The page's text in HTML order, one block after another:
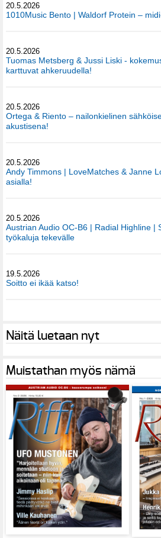
20.5.2026
1010Music Bento | Waldorf Protein –
20.5.2026
Tuomas Metsberg & Jussi Liski -
karttuvat ahkeruudella!
20.5.2026
Ortega & Riento – nailonkielinen
akustisena!
20.5.2026
Andy Timmons | LoveMatches & Janne
asialla!
20.5.2026
Austrian Audio OC-B6 | Radial Highline |
työkaluja tekevälle
19.5.2026
Soitto ei ikää katso!
Näitä luetaan nyt
Muistathan myös nämä